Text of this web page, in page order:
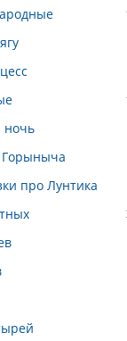
ночь
про Лунтика